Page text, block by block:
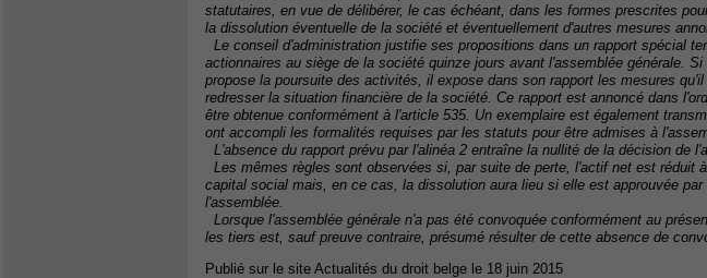
statutaires, en vue de délibérer, le cas échéant, dans les formes prescrites
la dissolution éventuelle de la société et éventuellement d'autres mesures
Le conseil d'administration justifie ses propositions dans un rapport spécial
actionnaires au siège de la société quinze jours avant l'assemblée générale.
propose la poursuite des activités, il expose dans son rapport les mesures
redresser la situation financière de la société. Ce rapport est annoncé dans
être obtenue conformément à l'article 535. Un exemplaire est également
ont accompli les formalités requises par les statuts pour être admises à
L'absence du rapport prévu par l'alinéa 2 entraîne la nullité de la décision de
Les mêmes règles sont observées si, par suite de perte, l'actif net est réduit
capital social mais, en ce cas, la dissolution aura lieu si elle est approuvée
l'assemblée.
Lorsque l'assemblée générale n'a pas été convoquée conformément au
les tiers est, sauf preuve contraire, présumé résulter de cette absence de
Publié sur le site Actualités du droit belge le 18 juin 2015